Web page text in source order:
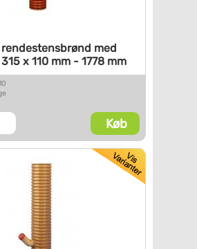
rendestensbrønd med
x 110 mm - 1778 mm
Køb